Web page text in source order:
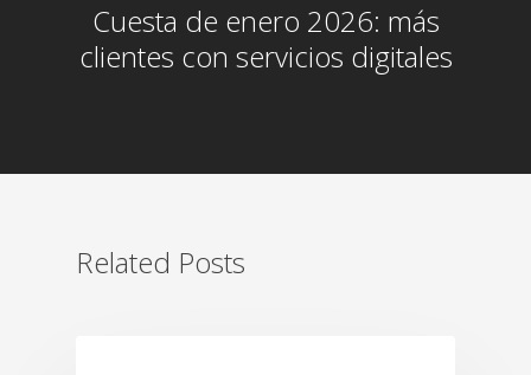
Cuesta de enero 2026: más
clientes con servicios digitales
Related Posts